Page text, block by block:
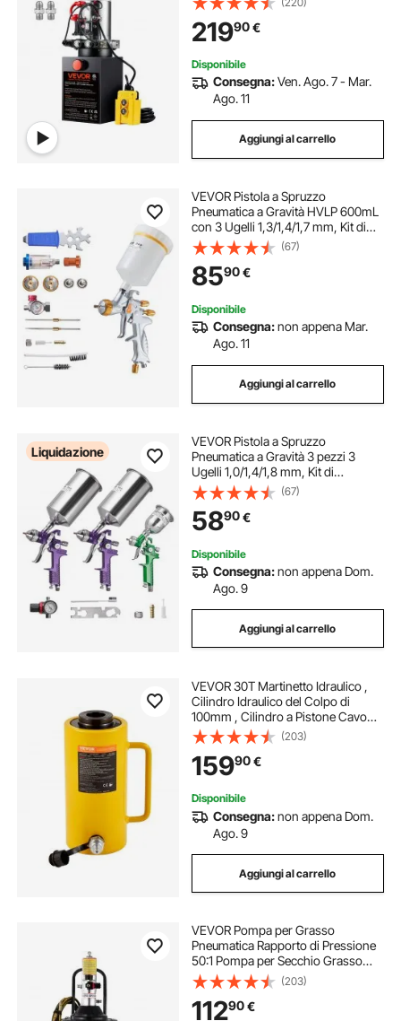
Massima di 22 MPa, Pompa per
Montacarichi Auto Camion
Rimorchio da Garage
21990€
Disponibile
Consegna:Ven. Ago. 7 - Mar.
Ago. 11
Aggiungi al carrello
VEVOR Pistola a Spruzzo
Pneumatica a Gravità HVLP 600mL
con 3 Ugelli 1,3/1,4/1,7 mm, Kit di
Spruzzatore ad Aria Compressa,
Pistola per Verniciatura Pneumatica
HVLP per Auto, Pareti
(67)
8590€
Disponibile
Consegna:non appena Mar.
Ago. 11
Aggiungi al carrello
Liquidazione
VEVOR Pistola a Spruzzo
Pneumatica a Gravità 3 pezzi 3
Ugelli 1,0/1,4/1,8 mm, Kit di
Spruzzatore ad Aria Compressa,
Pistola per Verniciatura Pneumatica
per Auto, Pareti, Mobili
(67)
5890€
Disponibile
Consegna:non appena Dom.
Ago. 9
Aggiungi al carrello
VEVOR 30T Martinetto Idraulico ,
Cilindro Idraulico del Colpo di
100mm , Cilindro a Pistone Cavo
Cilindro Idraulico Cilindro di
Sollevamento Connettore Rapido
Sollevamento Facile
(203)
15990€
Disponibile
Consegna:non appena Dom.
Ago. 9
Aggiungi al carrello
VEVOR Pompa per Grasso
Pneumatica Rapporto di Pressione
50:1 Pompa per Secchio Grasso
Pneumatica 20 Litri Pistola per
Grasso Pompa Grasso Portatile
Ruote Tubo da 4m Ugello a 360°
(203)
11290€